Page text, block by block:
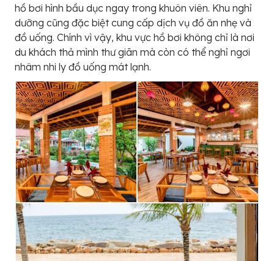
hồ bơi hình bầu dục ngay trong khuôn viên. Khu nghỉ
dưỡng cũng đặc biệt cung cấp dịch vụ đồ ăn nhẹ và
đồ uống. Chính vì vậy, khu vực hồ bơi không chỉ là nơi
du khách thả mình thư giãn mà còn có thể nghỉ ngơi
nhâm nhi ly đồ uống mát lạnh.